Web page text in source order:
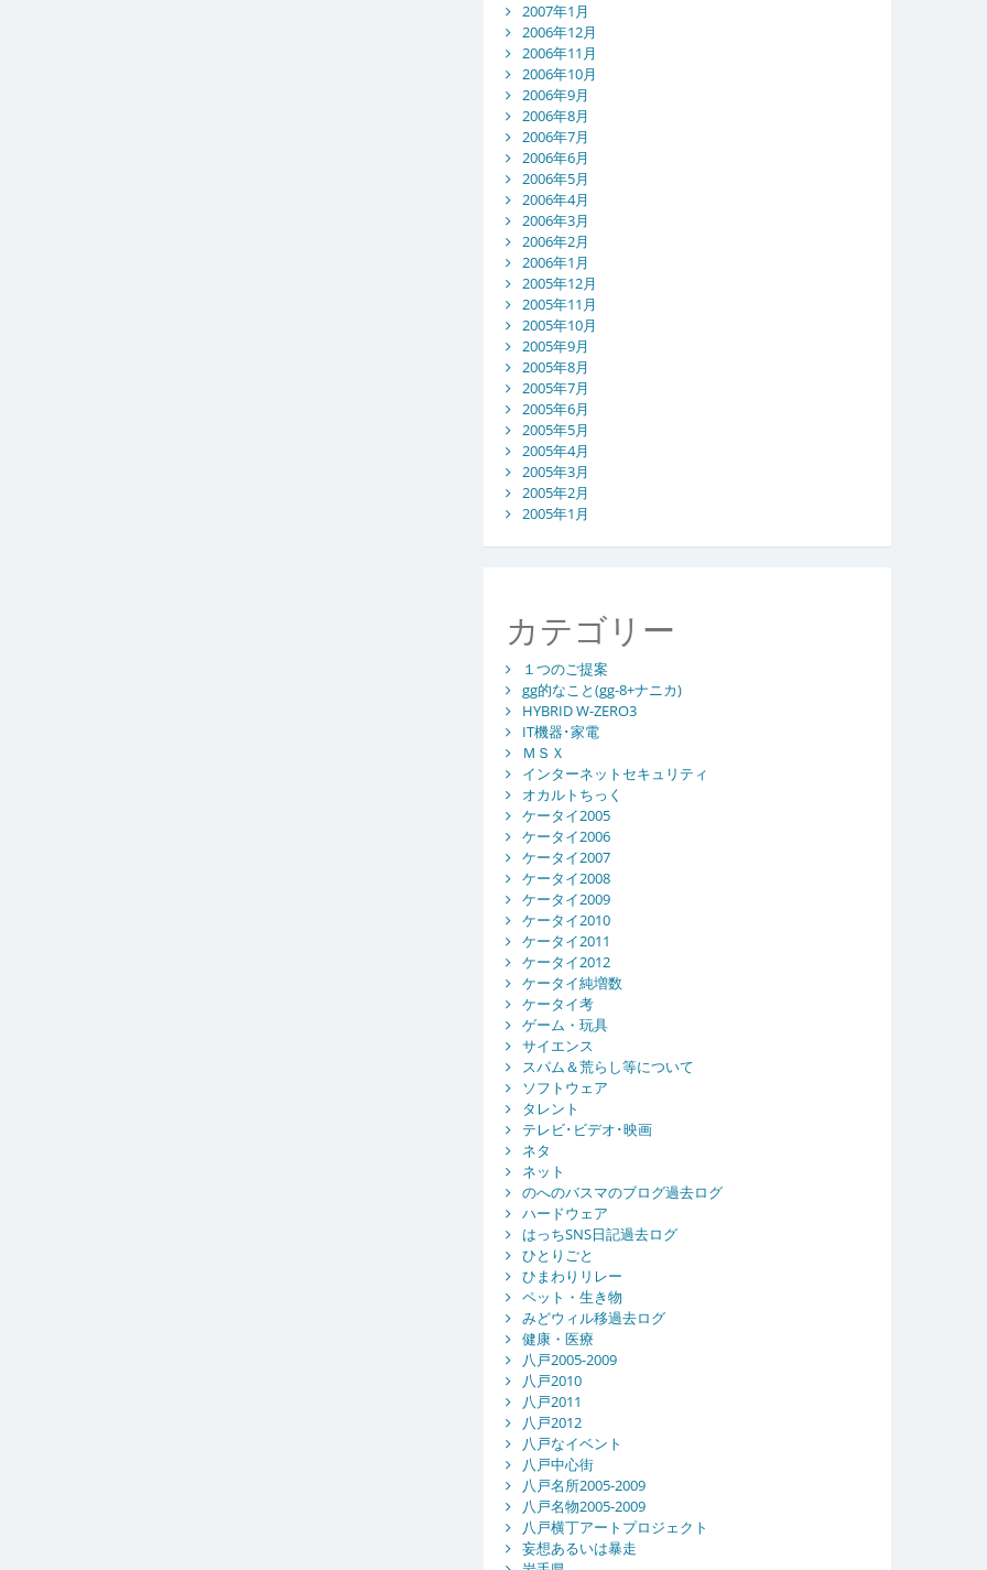
2007年1月
2006年12月
2006年11月
2006年10月
2006年9月
2006年8月
2006年7月
2006年6月
2006年5月
2006年4月
2006年3月
2006年2月
2006年1月
2005年12月
2005年11月
2005年10月
2005年9月
2005年8月
2005年7月
2005年6月
2005年5月
2005年4月
2005年3月
2005年2月
2005年1月
カテゴリー
１つのご提案
gg的なこと(gg-8+ナニカ)
HYBRID W-ZERO3
IT機器･家電
ＭＳＸ
インターネットセキュリティ
オカルトちっく
ケータイ2005
ケータイ2006
ケータイ2007
ケータイ2008
ケータイ2009
ケータイ2010
ケータイ2011
ケータイ2012
ケータイ純増数
ケータイ考
ゲーム・玩具
サイエンス
スパム＆荒らし等について
ソフトウェア
タレント
テレビ･ビデオ･映画
ネタ
ネット
のへのバスマのブログ過去ログ
ハードウェア
はっちSNS日記過去ログ
ひとりごと
ひまわりリレー
ペット・生き物
みどウィル移過去ログ
健康・医療
八戸2005-2009
八戸2010
八戸2011
八戸2012
八戸なイベント
八戸中心街
八戸名所2005-2009
八戸名物2005-2009
八戸横丁アートプロジェクト
妄想あるいは暴走